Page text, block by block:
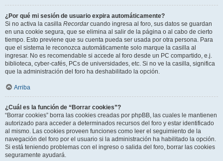
¿Por qué mi sesión de usuario expira automáticamente?
Si no activa la casilla Recordarcuando ingresa al foro, sus datos se guardan
en una cookie segura, que se elimina al salir de la página o al cabo de cierto
tiempo. Esto previene que su cuenta pueda ser usada por otra persona. Para
que el sistema le reconozca automáticamente solo marque la casilla al
ingresar. No es recomendable si accede al foro desde un PC compartido, e.j.
biblioteca, cyber-cafés, PCs de universidades, etc. Si no ve la casilla, significa
que la administración del foro ha deshabilitado la opción.
Arriba
¿Cuál es la función de “Borrar cookies”?
“Borrar cookies” borra las cookies creadas por phpBB, las cuales le mantienen
autorizado para acceder a determinados recursos del foro y estar identificado
al mismo. Las cookies proveen funciones como leer el seguimiento de la
navegación del foro por el usuario si la administración ha habilitado la opción.
Si está teniendo problemas con el ingreso o salida del foro, borrar las cookies
seguramente ayudará.